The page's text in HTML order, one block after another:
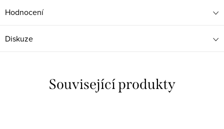
Hodnocení
Diskuze
Související produkty